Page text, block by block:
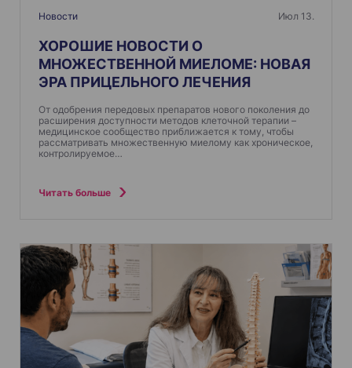
Новости Июл 13.
ХОРОШИЕ НОВОСТИ О
МНОЖЕСТВЕННОЙ МИЕЛОМЕ: НОВАЯ
ЭРА ПРИЦЕЛЬНОГО ЛЕЧЕНИЯ
От одобрения передовых препаратов нового поколения до
расширения доступности методов клеточной терапии –
медицинское сообщество приближается к тому, чтобы
рассматривать множественную миелому как хроническое,
контролируемое…
Читать больше